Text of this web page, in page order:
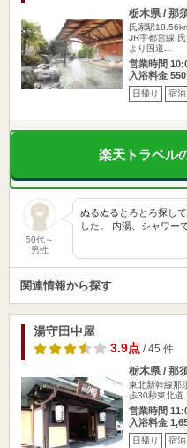
栃木県 / 那
氏家駅
JR宇都宮線
より国道…
営業時間
入浴料金
日帰り 宿泊
楽天トラベル
50代～
男性
ぬるぬるとろとろ探し
した。 内湯、シャワー
関連情報から探す
湯守田中屋
3.9点/ 45 件
栃木県 / 那
東北新幹線那
歩30秒東北道…
営業時間
入浴料金
日帰り 宿泊